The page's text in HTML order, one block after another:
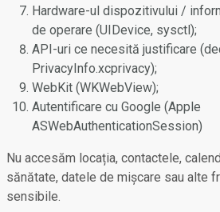
Hardware-ul dispozitivului /
de operare (UIDevice, sysctl);
API-uri ce necesită justificare
PrivacyInfo.xcprivacy);
WebKit (WKWebView);
Autentificare cu Google (Apple
ASWebAuthenticationSession)
Nu accesăm locația, contactele,
sănătate, datele de mișcare sau alte
sensibile.